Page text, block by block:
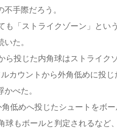
手際だろう。
「ストライクゾーン」とい
た。
投じた内角球はストライク
カウントから外角低めに投じ
べた。
低めへ投じたシュートをボ
もボールと判定されるなど